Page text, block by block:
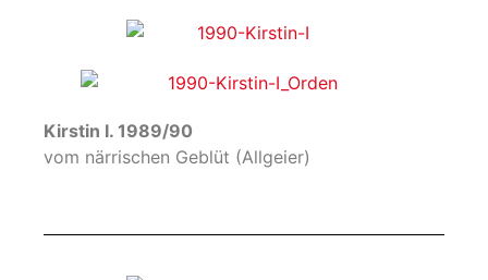
Kirstin I. 1989/90
vom närrischen Geblüt (Allgeier)